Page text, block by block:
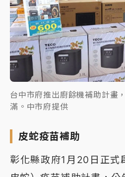
台中市府推出廚餘機補助計畫
滿。中市府提供
皮蛇疫苗補助
彰化縣政府1月20日正式